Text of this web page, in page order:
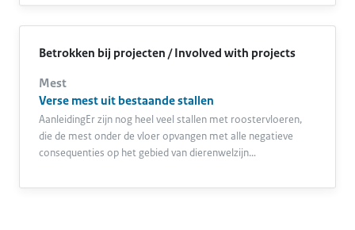
Betrokken bij projecten / Involved with projects
Mest
Verse mest uit bestaande stallen
AanleidingEr zijn nog heel veel stallen met roostervloeren,
die de mest onder de vloer opvangen met alle negatieve
consequenties op het gebied van dierenwelzijn…